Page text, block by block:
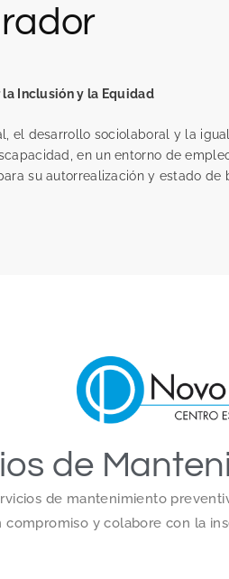
la Inclusión y la Equidad
el desarrollo sociolaboral y la
en un entorno de
su autorrealización y estado de
de
de mantenimiento
compromiso y colabore con la